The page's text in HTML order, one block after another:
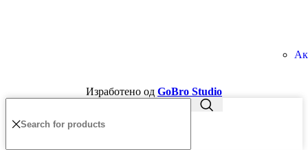
Изработено од GoBro Studio